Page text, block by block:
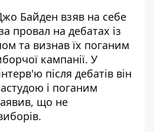
Байден взяв на себе
провал на дебатах із
та визнав їх поганим
кампанії. У
після дебатів він
і поганим
що не